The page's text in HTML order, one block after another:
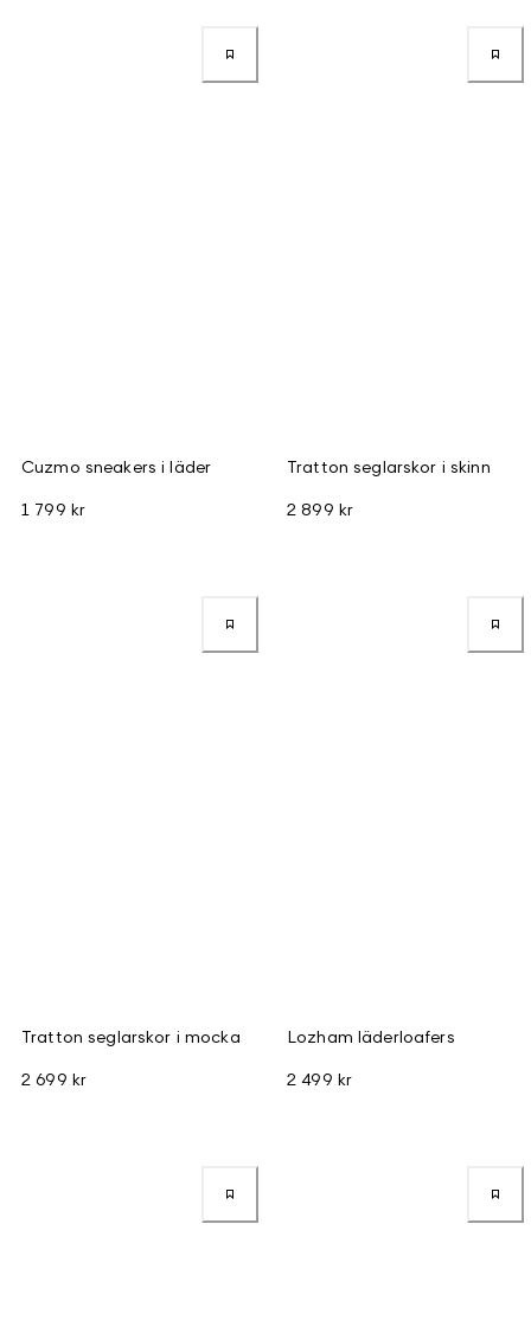
Cuzmo sneakers i läder
1 799 kr
Tratton seglarskor i skinn
2 899 kr
Tratton seglarskor i mocka
2 699 kr
Lozham läderloafers
2 499 kr